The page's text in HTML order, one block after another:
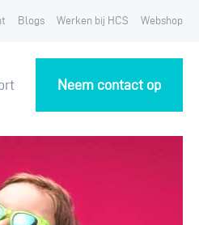
Blogs Werken bij HCS Webshop
Neem contact op